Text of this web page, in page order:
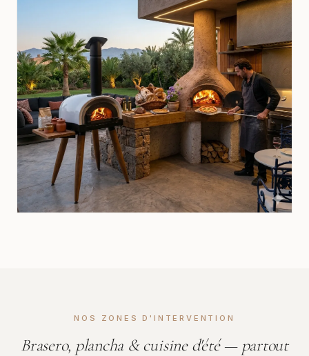
NOS ZONES D'INTERVENTION
Brasero, plancha & cuisine d'été — partout